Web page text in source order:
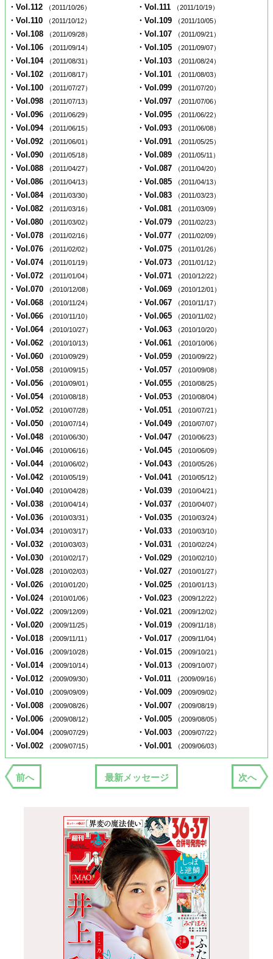
・Vol.112 （2011/10/26） ・Vol.111 （2011/10/19）
・Vol.110 （2011/10/12） ・Vol.109 （2011/10/05）
・Vol.108 （2011/09/28） ・Vol.107 （2011/09/21）
・Vol.106 （2011/09/14） ・Vol.105 （2011/09/07）
・Vol.104 （2011/08/31） ・Vol.103 （2011/08/24）
・Vol.102 （2011/08/17） ・Vol.101 （2011/08/03）
・Vol.100 （2011/07/27） ・Vol.099 （2011/07/20）
・Vol.098 （2011/07/13） ・Vol.097 （2011/07/06）
・Vol.096 （2011/06/29） ・Vol.095 （2011/06/22）
・Vol.094 （2011/06/15） ・Vol.093 （2011/06/08）
・Vol.092 （2011/06/01） ・Vol.091 （2011/05/25）
・Vol.090 （2011/05/18） ・Vol.089 （2011/05/11）
・Vol.088 （2011/04/27） ・Vol.087 （2011/04/20）
・Vol.086 （2011/04/13） ・Vol.085 （2011/04/13）
・Vol.084 （2011/03/30） ・Vol.083 （2011/03/23）
・Vol.082 （2011/03/16） ・Vol.081 （2011/03/09）
・Vol.080 （2011/03/02） ・Vol.079 （2011/02/23）
・Vol.078 （2011/02/16） ・Vol.077 （2011/02/09）
・Vol.076 （2011/02/02） ・Vol.075 （2011/01/26）
・Vol.074 （2011/01/19） ・Vol.073 （2011/01/12）
・Vol.072 （2011/01/04） ・Vol.071 （2010/12/22）
・Vol.070 （2010/12/08） ・Vol.069 （2010/12/01）
・Vol.068 （2010/11/24） ・Vol.067 （2010/11/17）
・Vol.066 （2010/11/10） ・Vol.065 （2010/11/02）
・Vol.064 （2010/10/27） ・Vol.063 （2010/10/20）
・Vol.062 （2010/10/13） ・Vol.061 （2010/10/06）
・Vol.060 （2010/09/29） ・Vol.059 （2010/09/22）
・Vol.058 （2010/09/15） ・Vol.057 （2010/09/08）
・Vol.056 （2010/09/01） ・Vol.055 （2010/08/25）
・Vol.054 （2010/08/18） ・Vol.053 （2010/08/04）
・Vol.052 （2010/07/28） ・Vol.051 （2010/07/21）
・Vol.050 （2010/07/14） ・Vol.049 （2010/07/07）
・Vol.048 （2010/06/30） ・Vol.047 （2010/06/23）
・Vol.046 （2010/06/16） ・Vol.045 （2010/06/09）
・Vol.044 （2010/06/02） ・Vol.043 （2010/05/26）
・Vol.042 （2010/05/19） ・Vol.041 （2010/05/12）
・Vol.040 （2010/04/28） ・Vol.039 （2010/04/21）
・Vol.038 （2010/04/14） ・Vol.037 （2010/04/07）
・Vol.036 （2010/03/31） ・Vol.035 （2010/03/24）
・Vol.034 （2010/03/17） ・Vol.033 （2010/03/10）
・Vol.032 （2010/03/03） ・Vol.031 （2010/02/24）
・Vol.030 （2010/02/17） ・Vol.029 （2010/02/10）
・Vol.028 （2010/02/03） ・Vol.027 （2010/01/27）
・Vol.026 （2010/01/20） ・Vol.025 （2010/01/13）
・Vol.024 （2010/01/06） ・Vol.023 （2009/12/22）
・Vol.022 （2009/12/09） ・Vol.021 （2009/12/02）
・Vol.020 （2009/11/25） ・Vol.019 （2009/11/18）
・Vol.018 （2009/11/11） ・Vol.017 （2009/11/04）
・Vol.016 （2009/10/28） ・Vol.015 （2009/10/21）
・Vol.014 （2009/10/14） ・Vol.013 （2009/10/07）
・Vol.012 （2009/09/30） ・Vol.011 （2009/09/16）
・Vol.010 （2009/09/09） ・Vol.009 （2009/09/02）
・Vol.008 （2009/08/26） ・Vol.007 （2009/08/19）
・Vol.006 （2009/08/12） ・Vol.005 （2009/08/05）
・Vol.004 （2009/07/29） ・Vol.003 （2009/07/22）
・Vol.002 （2009/07/15） ・Vol.001 （2009/06/03）
前へ 最新メッセージ 次へ